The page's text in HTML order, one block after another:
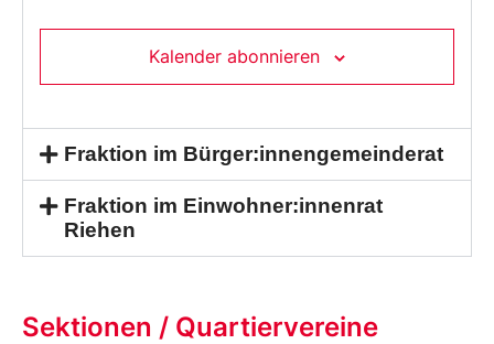
Kalender abonnieren
Fraktion im Bürger:innengemeinderat
Fraktion im Einwohner:innenrat
Riehen
Sektionen / Quartiervereine